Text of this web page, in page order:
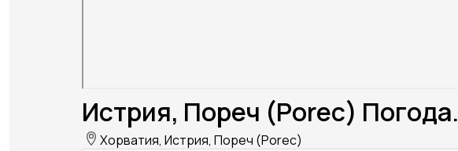
Истрия, Пореч (Porec) Погода.
Хорватия, Истрия, Пореч (Porec)